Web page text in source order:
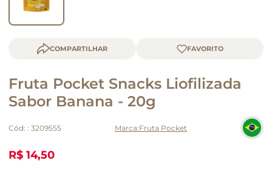
COMPARTILHAR
Fruta Pocket Snacks Liofilizada
Sabor Banana - 20g
Cód: : 3209555 Fruta Pocket
R$ 14,50